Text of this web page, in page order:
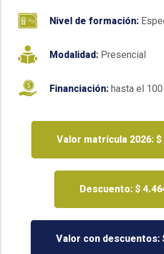
Nivel de formación:
Modalidad: Presencial
Financiación: hasta el
Valor matrícula 2026: $
Descuento: $
Valor con descuentos: